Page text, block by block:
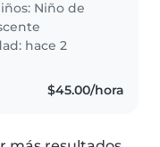
Niño de
hace 2
$45.00/hora